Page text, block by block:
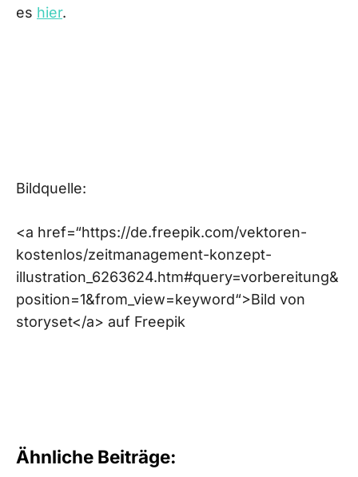
es hier.
Bildquelle:
<a href=“https://de.freepik.com/vektoren-
kostenlos/zeitmanagement-konzept-
illustration_6263624.htm#query=vorbereitung&
position=1&from_view=keyword“>Bild von
storyset</a> auf Freepik
Ähnliche Beiträge: